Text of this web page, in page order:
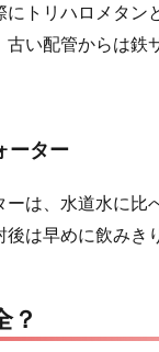
にトリハロメタ
古い配管からは鉄
ーター
ーは、水道水に
は早めに飲みき
？